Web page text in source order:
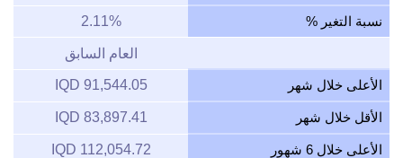
نسبة التغير % 2.11%
العام السابق
الأعلى خلال شهر 91,544.05 IQD
الأقل خلال شهر 83,897.41 IQD
الأعلى خلال 6 شهور 112,054.72 IQD